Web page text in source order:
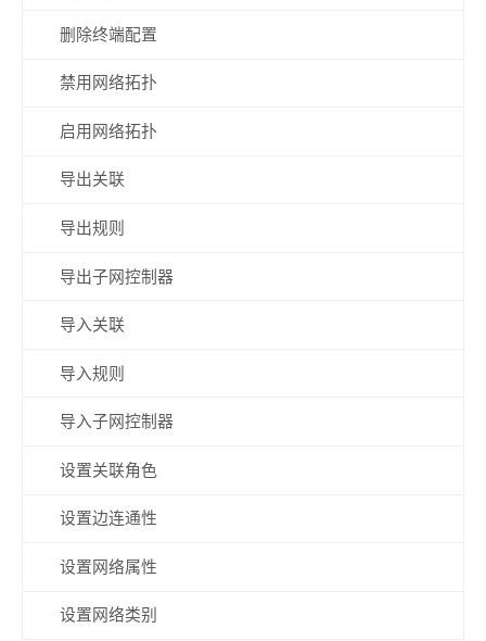
删除终端配置
禁用网络拓扑
启用网络拓扑
导出关联
导出规则
导出子网控制器
导入关联
导入规则
导入子网控制器
设置关联角色
设置边连通性
设置网络属性
设置网络类别